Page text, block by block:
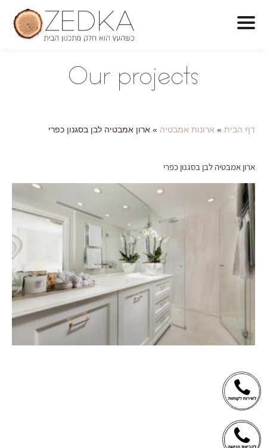
Our projects
דף הבית » ארונות אמבטיה » ארון אמבטיה לבן בסגנון כפרי
ארון אמבטיה לבן בסגנון כפרי